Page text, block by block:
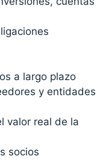
a largo plazo
y entidades
valor real de la
socios